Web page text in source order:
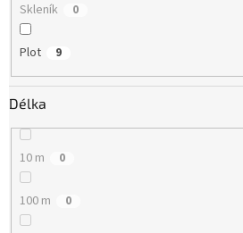
Skleník 0
Plot 9
Délka
10 m 0
100 m 0